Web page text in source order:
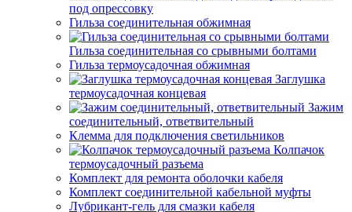
под опрессовку
Гильза соединительная обжимная
Гильза соединительная со срывными болтами
Гильза термоусадочная обжимная
Заглушка
термоусадочная концевая
Зажим
соединительный, ответвительный
Клемма для подключения светильников
Колпачок
термоусадочный разъема
Комплект для ремонта оболочки кабеля
Комплект соединительной кабельной муфты
Лубрикант-гель для смазки кабеля